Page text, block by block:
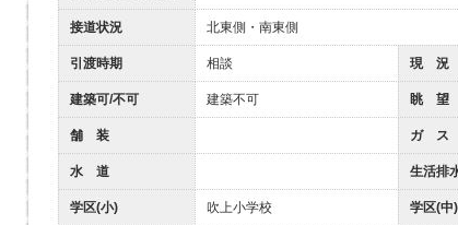
接道状況 北東側・南東側
引渡時期 相談 現 況
建築可/不可 建築不可 眺 望
舗 装 ガ ス
水 道 生活排
学区(小) 吹上小学校 学区(中)